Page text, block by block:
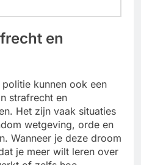
en
kunnen ook een
strafrecht en
Het zijn vaak situaties
wetgeving, orde en
Wanneer je deze droom
je meer wilt leren over